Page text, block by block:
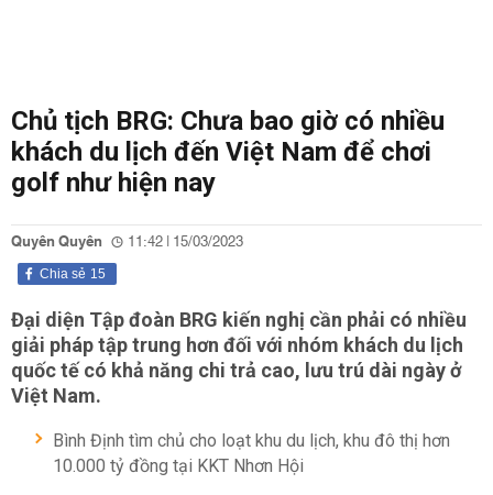
Chủ tịch BRG: Chưa bao giờ có nhiều
khách du lịch đến Việt Nam để chơi
golf như hiện nay
Quyên Quyên 11:42 | 15/03/2023
15
Chia sẻ
Đại diện Tập đoàn BRG kiến nghị cần phải có nhiều
giải pháp tập trung hơn đối với nhóm khách du lịch
quốc tế có khả năng chi trả cao, lưu trú dài ngày ở
Việt Nam.
Bình Định tìm chủ cho loạt khu du lịch, khu đô thị hơn
10.000 tỷ đồng tại KKT Nhơn Hội